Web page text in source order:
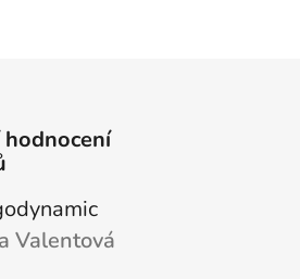
je 5 z 5 hvězdiček.
Valentová